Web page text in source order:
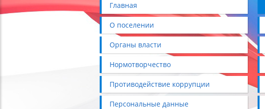
Главная
О поселении
Органы власти
Нормотворчество
Противодействие коррупции
Персональные данные